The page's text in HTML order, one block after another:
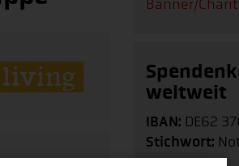
Banner/
weltweit
IBAN: DE62
Stichwort: